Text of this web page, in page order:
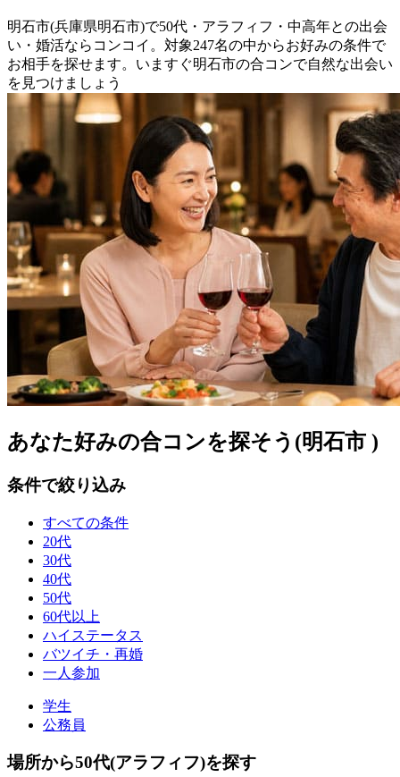
明石市(兵庫県明石市)で50代・アラフィフ・中高年との出会
い・婚活ならコンコイ。対象247名の中からお好みの条件で
お相手を探せます。いますぐ明石市の合コンで自然な出会い
を見つけましょう
あなた好みの合コンを探そう(明石市 )
条件で絞り込み
すべての条件
20代
30代
40代
50代
60代以上
ハイステータス
バツイチ・再婚
一人参加
学生
公務員
場所から50代(アラフィフ)を探す